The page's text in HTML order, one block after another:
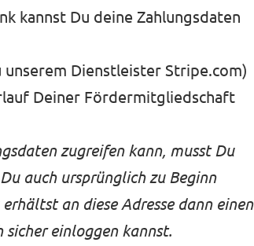
kannst Du deine Zahlungsdaten
unserem Dienstleister Stripe.com)
Deiner Fördermitgliedschaft
zugreifen kann, musst Du
auch ursprünglich zu Beginn
an diese Adresse dann einen
einloggen kannst.